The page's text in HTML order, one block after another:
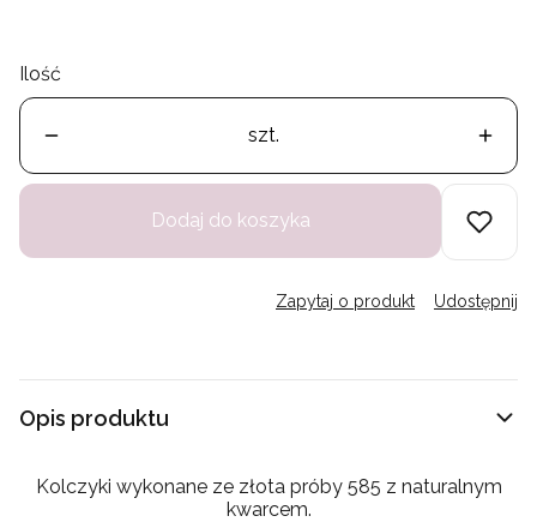
Ilość
szt.
Dodaj do koszyka
Zapytaj o produkt Udostępnij
Opis produktu
Kolczyki wykonane ze złota próby 585 z naturalnym
kwarcem.